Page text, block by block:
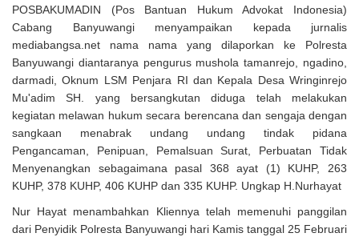
POSBAKUMADIN (Pos Bantuan Hukum Advokat Indonesia)
Cabang Banyuwangi menyampaikan kepada jurnalis
mediabangsa.net nama nama yang dilaporkan ke Polresta
Banyuwangi diantaranya pengurus mushola tamanrejo, ngadino,
darmadi, Oknum LSM Penjara RI dan Kepala Desa Wringinrejo
Mu'adim SH. yang bersangkutan diduga telah melakukan
kegiatan melawan hukum secara berencana dan sengaja dengan
sangkaan menabrak undang undang tindak pidana
Pengancaman, Penipuan, Pemalsuan Surat, Perbuatan Tidak
Menyenangkan sebagaimana pasal 368 ayat (1) KUHP, 263
KUHP, 378 KUHP, 406 KUHP dan 335 KUHP. Ungkap H.Nurhayat
Nur Hayat menambahkan Kliennya telah memenuhi panggilan
dari Penyidik Polresta Banyuwangi hari Kamis tanggal 25 Februari